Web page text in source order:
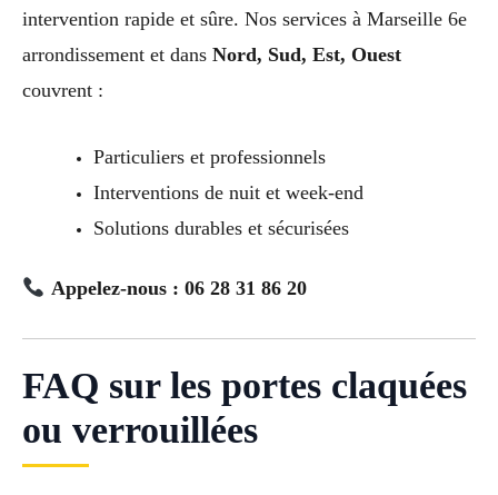
intervention rapide et sûre. Nos services à Marseille 6e
arrondissement et dans Nord, Sud, Est, Ouest
couvrent :
Particuliers et professionnels
Interventions de nuit et week-end
Solutions durables et sécurisées
Appelez-nous : 06 28 31 86 20
FAQ sur les portes claquées
ou verrouillées